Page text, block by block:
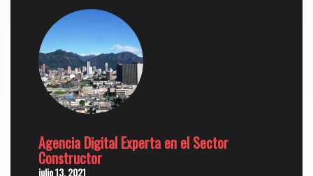
Agencia Digital Experta en el Sector
Constructor
julio 13, 2021